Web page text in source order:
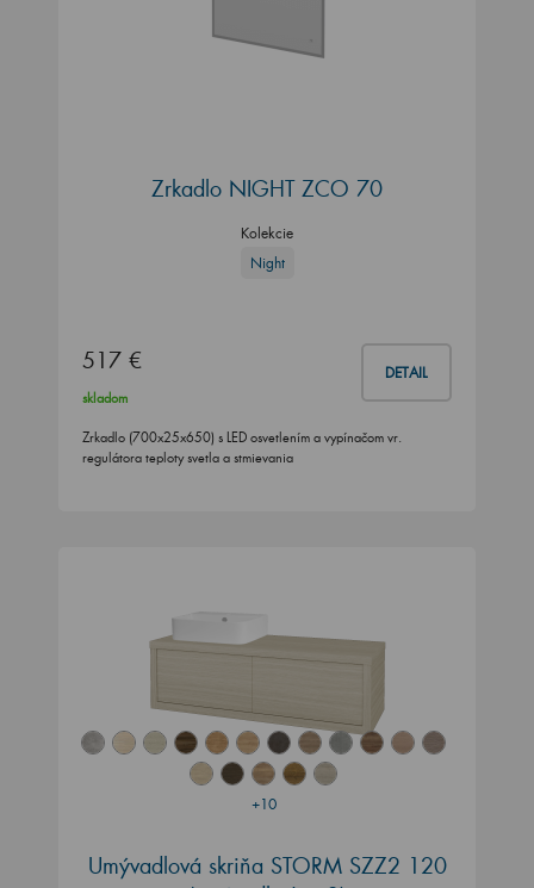
Zrkadlo NIGHT ZCO 70
Kolekcie
Night
517 € DETAIL
skladom
Zrkadlo (700x25x650) s LED osvetlením a vypínačom vr.
regulátora teploty svetla a stmievania
+10
Umývadlová skriňa STORM SZZ2 120